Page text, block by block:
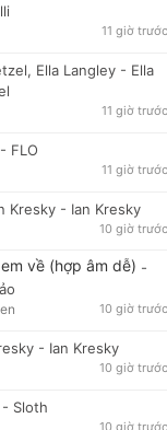
11 giờ trước
Ella Langley - Ella
11 giờ trước
- FLO
11 giờ trước
Kresky - Ian Kresky
10 giờ trước
về (hợp âm dễ) -
10 giờ trước
- Ian Kresky
10 giờ trước
- Sloth
10 giờ trước